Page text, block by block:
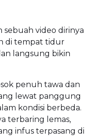
sebuah video dirinya
di tempat tidur
langsung bikin
penuh tawa dan
lewat panggung
kondisi berbeda.
terbaring lemas,
infus terpasang di